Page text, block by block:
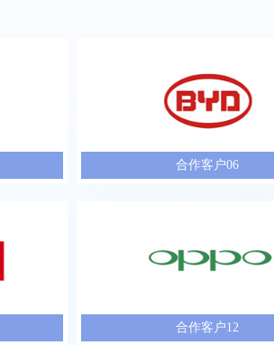
合作客户06
合作客户12